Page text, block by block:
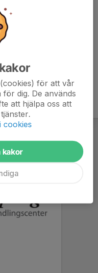
för att vår
dig. De används
att hjälpa oss att
cookies
kakor